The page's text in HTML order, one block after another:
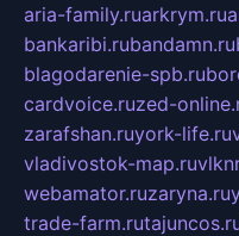
aria-family.ruarkrym.ru
bankaribi.rubandamn.ru
blagodarenie-spb.ru
cardvoice.ruzed-
zarafshan.ruyork-life.ru
vladivostok-map.ru
webamator.ruzaryna.ru
trade-farm.ru